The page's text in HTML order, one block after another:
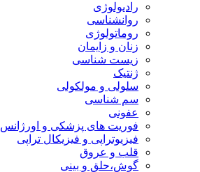
رادیولوژی
روانشناسی
روماتولوژی
زنان و زایمان
زیست شناسی
ژنتیک
سلولی و مولکولی
سم شناسی
عفونی
فوریت های پزشکی و اورژانس
فیزیوتراپی و فیزیکال تراپی
قلب و عروق
گوش،حلق و بینی